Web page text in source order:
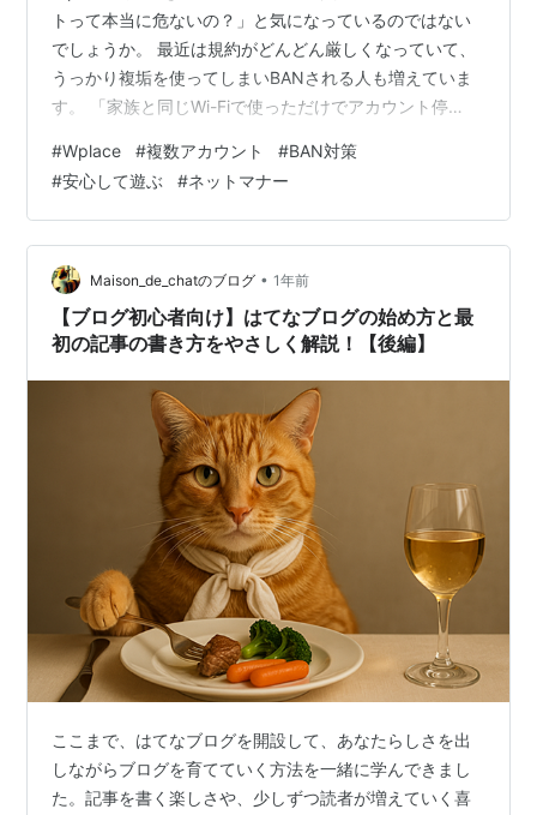
トって本当に危ないの？」と気になっているのではない
でしょうか。 最近は規約がどんどん厳しくなっていて、
うっかり複垢を使ってしまいBANされる人も増えていま
す。 「家族と同じWi-Fiで使っただけでアカウント停
疑問がどんどん膨らみますよね。 この記事では、実際に
複垢BANされた事例や最新の運営チェック方法、安心し
てWplaceを楽しむためのコツまで、やさしく解説してい
ます。 「ルールを守って楽しみたい」「みんなと協力し
て素敵な作品をつくりたい」という方にこそ、役立つ情
報をまとめていますので…
#Wplace #複数アカウント #BAN対策
#安心して遊ぶ #ネットマナー
Maison_de_chatのブログ • 1年前
【ブログ初心者向け】はてなブログの始め方と最
初の記事の書き方をやさしく解説！【後編】
ここまで、はてなブログを開設して、あなたらしさを出
しながらブログを育てていく方法を一緒に学んできまし
た。記事を書く楽しさや、少しずつ読者が増えていく喜